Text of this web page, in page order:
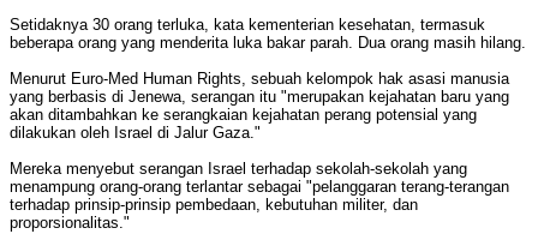
Setidaknya 30 orang terluka, kata kementerian kesehatan, termasuk
beberapa orang yang menderita luka bakar parah. Dua orang masih hilang.
Menurut Euro-Med Human Rights, sebuah kelompok hak asasi manusia
yang berbasis di Jenewa, serangan itu "merupakan kejahatan baru yang
akan ditambahkan ke serangkaian kejahatan perang potensial yang
dilakukan oleh Israel di Jalur Gaza."
Mereka menyebut serangan Israel terhadap sekolah-sekolah yang
menampung orang-orang terlantar sebagai "pelanggaran terang-terangan
terhadap prinsip-prinsip pembedaan, kebutuhan militer, dan
proporsionalitas."